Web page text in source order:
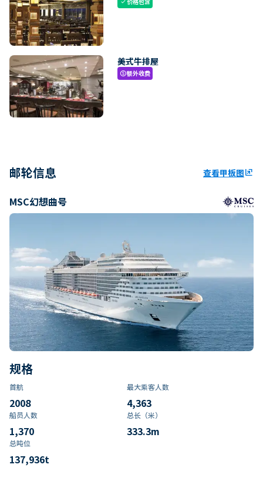
check
美式牛排屋
paid额外收费
邮轮信息 查看甲板图ungroup
MSC幻想曲号
规格
首航
2008
最大乘客人数
4,363
船员人数
1,370
总长（米）
333.3m
总吨位
137,936t